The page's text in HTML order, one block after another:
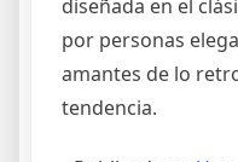
diseñada en el
por personas
amantes de lo
tendencia.